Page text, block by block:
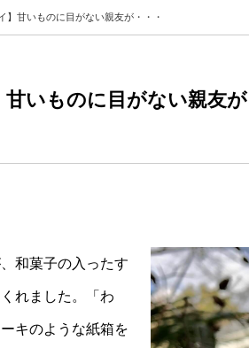
】甘いものに目がない親友が・・・
甘いものに目がない親友が
和菓子の入ったす
れました。「わ
キのような紙箱を